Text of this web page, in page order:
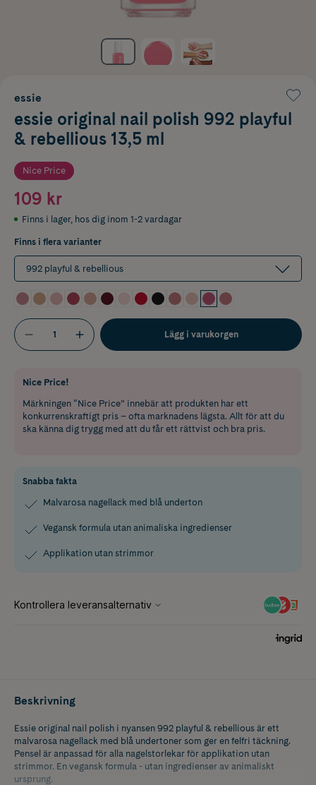
essie
essie original nail polish 992 playful
& rebellious 13,5 ml
Nice Price
109 kr
Finns i lager, hos dig inom 1-2 vardagar
Finns i flera varianter
992 playful & rebellious
Lägg i varukorgen
Nice Price!
Märkningen “Nice Price” innebär att produkten har ett
konkurrenskraftigt pris – ofta marknadens lägsta. Allt för att du
ska känna dig trygg med att du får ett rättvist och bra pris.
Snabba fakta
Malvarosa nagellack med blå underton
Vegansk formula utan animaliska ingredienser
Applikation utan strimmor
Beskrivning
Essie original nail polish i nyansen 992 playful & rebellious är ett
malvarosa nagellack med blå undertoner som ger en felfri täckning.
Pensel är anpassad för alla nagelstorlekar för applikation utan
strimmor. En vegansk formula - utan ingredienser av animaliskt
ursprung.